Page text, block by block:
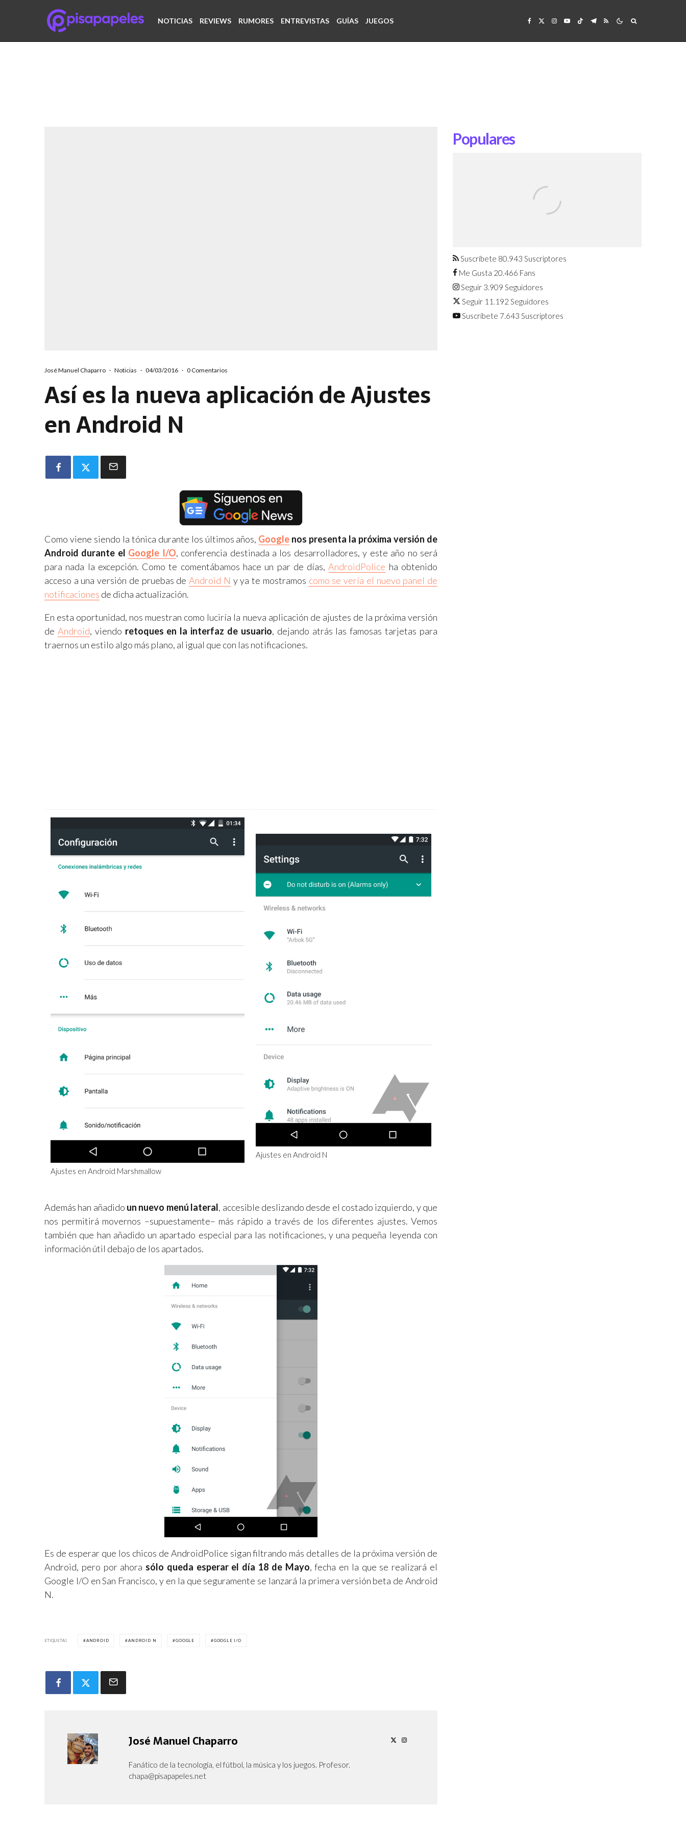
NOTICIAS REVIEWS RUMORES ENTREVISTAS GUÍAS JUEGOS
José Manuel Chaparro · Noticias · 04/03/2016 · 0 Comentarios
Así es la nueva aplicación de Ajustes
en Android N
Como viene siendo la tónica durante los últimos años, Google nos presenta la próxima versión de
Android durante el Google I/O, conferencia destinada a los desarrolladores, y este año no será
para nada la excepción. Como te comentábamos hace un par de días,AndroidPolice ha obtenido
acceso a una versión de pruebas deAndroid N y ya te mostramos como se vería el nuevo panel de
notificaciones de dicha actualización.
En esta oportunidad, nos muestran como luciría la nueva aplicación de ajustes de la próxima versión
de Android, viendo retoques en la interfaz de usuario, dejando atrás las famosas tarjetas para
traernos un estilo algo más plano, al igual que con las notificaciones.
Ajustes en Android Marshmallow
Ajustes en Android N
Además han añadido un nuevo menú lateral, accesible deslizando desde el costado izquierdo, y que
nos permitirá movernos –supuestamente– más rápido a través de los diferentes ajustes. Vemos
también que han añadido un apartado especial para las notificaciones, y una pequeña leyenda con
información útil debajo de los apartados.
Es de esperar que los chicos de AndroidPolice sigan filtrando más detalles de la próxima versión de
Android, pero por ahora sólo queda esperar el día 18 de Mayo, fecha en la que se realizará el
Google I/O en San Francisco, y en la que seguramente se lanzará la primera versión beta de Android
N.
ETIQUETAS ANDROID ANDROID N GOOGLE GOOGLE I/O
José Manuel Chaparro
Fanático de la tecnología, el fútbol, la música y los juegos. Profesor.
chapa@pisapapeles.net
Populares
agosto
Suscríbete 80.943 Suscriptores
Me Gusta 20.466 Fans
Seguir 3.909 Seguidores
Seguir 11.192 Seguidores
Suscríbete 7.643 Suscriptores